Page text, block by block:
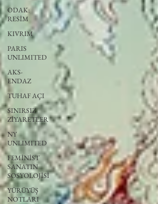
ODAK:
RESİM
KIVRIM
PARIS
UNLIMITED
AKS-
ENDAZ
TUHAF AÇI
SINIRSIZ
ZİYARETLER
NY
UNLIMITED
FEMİNİST
SANATIN
SOSYOLOJİSİ
YÜRÜYÜŞ
NOTLARI